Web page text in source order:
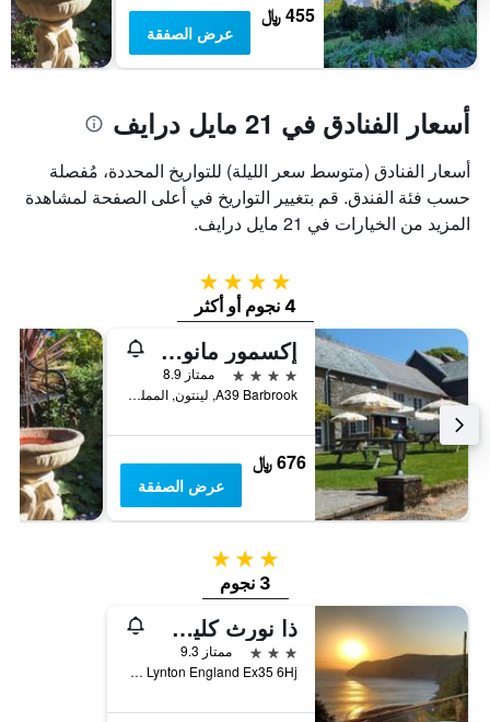
455 ﷼
عرض الصفقة
أسعار الفنادق في 21 مايل درايف
أسعار الفنادق (متوسط سعر الليلة) للتواريخ المحددة، مُفصلة
حسب فئة الفندق. قم بتغيير التواريخ في أعلى الصفحة لمشاهدة
المزيد من الخيارات في 21 مايل درايف.
4 نجوم
4 نجوم أو أكثر
إكسمور مانور جيست هاوس
4 نجوم
ممتاز 8.9
A39 Barbrook, لينتون, المملكة المتحدة
676 ﷼
عرض الصفقة
3 نجوم
3 نجوم
ذا نورث كليف هوتل
3 نجوم
ممتاز 9.3
North Walk Lynton England Ex35 6Hj, لينتون, المملكة المتحدة